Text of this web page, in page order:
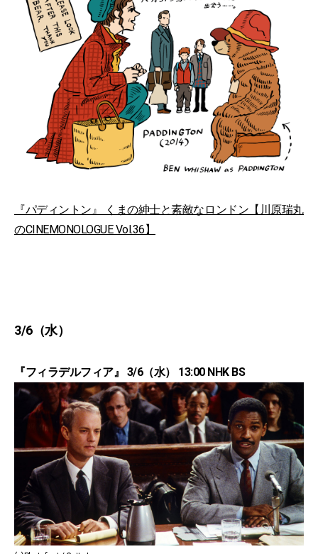
『パディントン』 くまの紳士と素敵なロンドン【川原瑞丸
のCINEMONOLOGUE Vol.36】
3/6（水）
『フィラデルフィア』 3/6（水） 13:00 NHK BS